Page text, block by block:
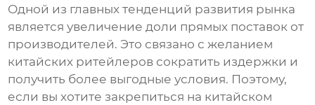
Одной из главных тенденций развития рынка
является увеличение доли прямых поставок от
производителей. Это связано с желанием
китайских ритейлеров сократить издержки и
получить более выгодные условия. Поэтому,
если вы хотите закрепиться на китайском